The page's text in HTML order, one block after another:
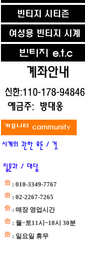
: 010-3349-7767
: 02-2267-7265
: 매장 영업시간
: 월~토11시~18시 30분
: 일요일 휴무